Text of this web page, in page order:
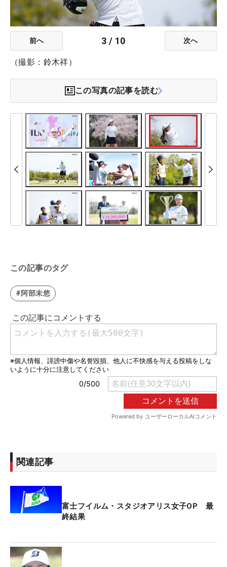
前へ 3 / 10 次へ
（撮影：鈴木祥）
この写真の記事を読む
この記事のタグ
#阿部未悠
関連記事
富士フイルム・スタジオアリス女子OP 最
終結果